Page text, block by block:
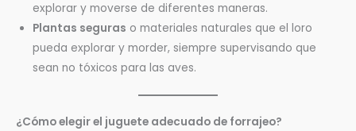
explorar y moverse de diferentes maneras.
Plantas seguras o materiales naturales que el loro
pueda explorar y morder, siempre supervisando que
sean no tóxicos para las aves.
¿Cómo elegir el juguete adecuado de forrajeo?